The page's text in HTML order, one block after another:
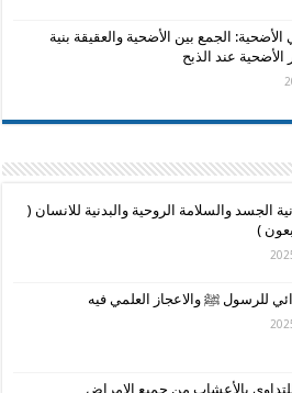
الجمع بين الأضحية والعقيقة بنية
الأضحية عند الذبح
الجسد والسلامة الروحية والبدنية للانسان (
)
للرسول ﷺ والاعجاز العلمي فيه
بالأعشاب من جميع الامراض